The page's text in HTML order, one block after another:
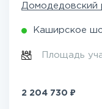
Домодедовский
Каширское
Площадь
2 204 730 ₽